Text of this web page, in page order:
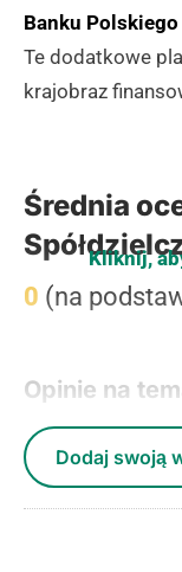
Banku Polskiego
Te dodatkowe
krajobraz
Średnia
0 (na
Opinie na
Kliknij,
Dodaj swoją